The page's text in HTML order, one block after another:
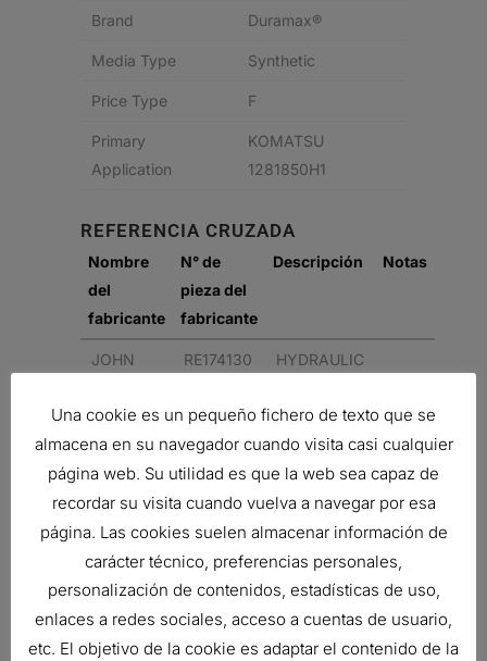
Brand Duramax®
Media Type Synthetic
Price Type F
Primary
Application
KOMATSU
1281850H1
REFERENCIA CRUZADA
Nombre
del
fabricante
N° de
pieza del
fabricante
Descripción Notas
JOHN
RE174130
HYDRAULIC
SPIN-ON
DURAMAX
JOHN
DEERE
RE174130
HYDRAULIC
FILTER,
SPIN-ON
DURAMAX
Related products
Una cookie es un pequeño fichero de texto que se
almacena en su navegador cuando visita casi cualquier
página web. Su utilidad es que la web sea capaz de
recordar su visita cuando vuelva a navegar por esa
página. Las cookies suelen almacenar información de
carácter técnico, preferencias personales,
personalización de contenidos, estadísticas de uso,
enlaces a redes sociales, acceso a cuentas de usuario,
etc. El objetivo de la cookie es adaptar el contenido de la